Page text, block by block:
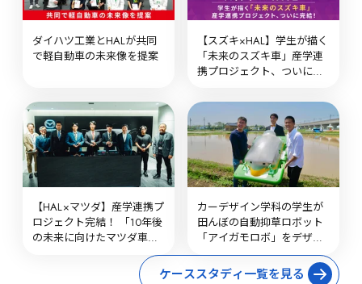
ダイハツ工業とHALが共同
で軽自動車の未来像を提案
【スズキ×HAL】学生が描く
「未来のスズキ車」産学連
携プロジェクト、ついに完
【HAL×マツダ】産学連携プ
ロジェクト完結！ 「10年後
の未来に向けたマツダ車」
カーデザイン学科の学生が
田んぼの自動抑草ロボット
「アイガモロボ」をデザイ
ン！プロトタイプが公開さ
れました
ケーススタディ一覧を見る